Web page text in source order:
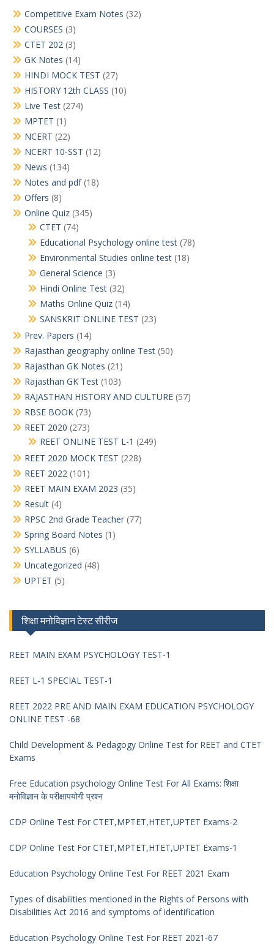
Competitive Exam Notes (32)
COURSES (3)
CTET 202 (3)
GK Notes (14)
HINDI MOCK TEST (27)
HISTORY 12th CLASS (10)
Live Test (274)
MPTET (1)
NCERT (22)
NCERT 10-SST (12)
News (134)
Notes and pdf(18)
Offers (8)
Online Quiz (345)
CTET (74)
Educational Psychology online test (78)
Environmental Studies online test (18)
General Science (3)
Hindi Online Test (32)
Maths Online Quiz (14)
SANSKRIT ONLINE TEST (23)
Prev. Papers (14)
Rajasthan geography online Test (50)
Rajasthan GK Notes (21)
Rajasthan GK Test (103)
RAJASTHAN HISTORY AND CULTURE (57)
RBSE BOOK (73)
REET 2020 (273)
REET ONLINE TEST L-1 (249)
REET 2020 MOCK TEST (228)
REET 2022 (101)
REET MAIN EXAM 2023 (35)
Result (4)
RPSC 2nd Grade Teacher (77)
Spring Board Notes (1)
SYLLABUS (6)
Uncategorized (48)
UPTET (5)
शिक्षा मनोविज्ञान टेस्ट सीरीज
REET MAIN EXAM PSYCHOLOGY TEST-1
REET L-1 SPECIAL TEST-1
REET 2022 PRE AND MAIN EXAM EDUCATION PSYCHOLOGY
ONLINE TEST -68
Child Development & Pedagogy Online Test for REET and CTET
Exams
Free Education psychology Online Test For All Exams: शिक्षा
मनोविज्ञान के परीक्षापयोगी प्रश्न
CDP Online Test For CTET,MPTET,HTET,UPTET Exams-2
CDP Online Test For CTET,MPTET,HTET,UPTET Exams-1
Education Psychology Online Test For REET 2021 Exam
Types of disabilities mentioned in the Rights of Persons with
Disabilities Act 2016 and symptoms of identification
Education Psychology Online Test For REET 2021-67